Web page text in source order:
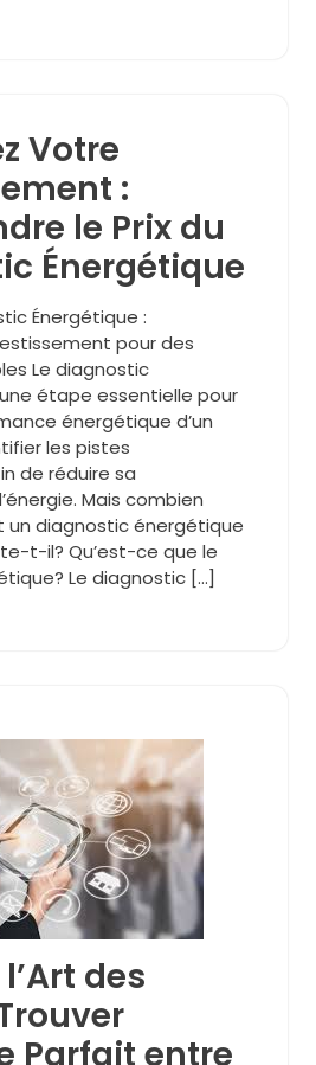
Votre
:
le Prix du
Énergétique
Énergétique :
pour des
Le diagnostic
étape essentielle pour
énergétique d’un
les pistes
de réduire sa
Mais combien
diagnostic énergétique
t-il? Qu’est-ce que le
Le diagnostic […]
des
Parfait entre